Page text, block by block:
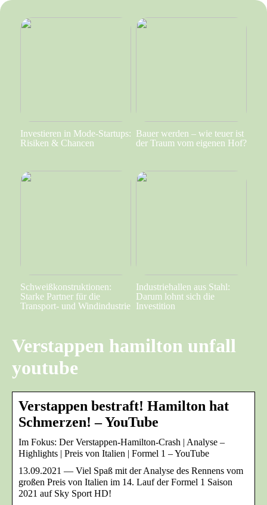
Investieren in Mode-Startups:
Risiken & Chancen
Bauer werden – wie teuer ist
der Traum vom eigenen Hof?
Schweißkonstruktionen:
Starke Partner für die
Transport- und Windindustrie
Industriehallen aus Stahl:
Darum lohnt sich die
Investition
Verstappen hamilton unfall
youtube
Verstappen bestraft! Hamilton hat
Schmerzen! – YouTube
Im Fokus: Der Verstappen-Hamilton-Crash | Analyse –
Highlights | Preis von Italien | Formel 1 – YouTube
13.09.2021 — Viel Spaß mit der Analyse des Rennens vom
großen Preis von Italien im 14. Lauf der Formel 1 Saison
2021 auf Sky Sport HD!